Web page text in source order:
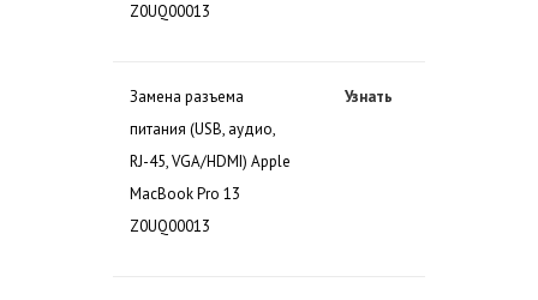
Z0UQ00013
Замена разъема
питания (USB, аудио,
RJ-45, VGA/HDMI) Apple
MacBook Pro 13
Z0UQ00013
Узнать